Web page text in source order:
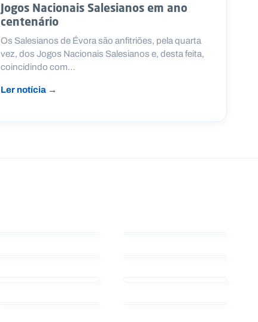
Jogos Nacionais Salesianos em ano
centenário
Os Salesianos de Évora são anfitriões, pela quarta
vez, dos Jogos Nacionais Salesianos e, desta feita,
coincidindo com…
Ler notícia →